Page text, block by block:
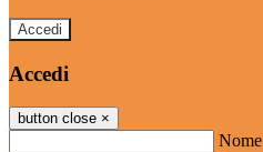
Accedi
Accedi
button close ×